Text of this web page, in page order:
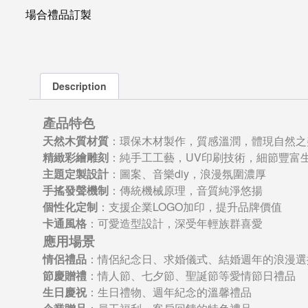
場合禮品訂製
Description
產品特色
天然木質材質 ：環保木材製作，質感溫潤，體現自然
精緻彩繪雕刻 ：純手工工藝，UV印刷技術，細節豐富
主題定製設計 ：圖案、音樂diy，浪漫氛圍濃厚
手搖發聲機制 ：傳統機械原理，音質純淨悠揚
個性化定制 ：支援企業LOGO加印，提升品牌價值
卡通風格 ：可愛造型設計，深受年輕族群喜愛
應用場景
情侶禮品 ：情侶紀念日、求婚儀式、結婚週年的浪漫
節慶贈禮 ：情人節、七夕節、聖誕節等愛情節日禮品
生日慶祝：生日禮物、週年紀念的溫馨禮品